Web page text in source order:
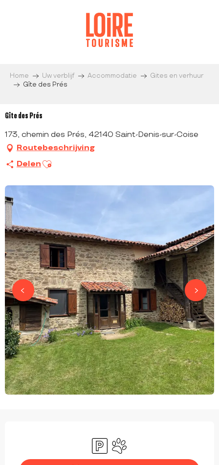
Home Uw verblijf Accommodatie
Gites en verhuur
Gîte des Prés
Gîte des Prés
173, chemin des Prés, 42140 Saint-Denis-sur-Coise
Routebeschrijving
Delen Ajouter aux favoris
Parkeerplaats
Dieren toegelaten